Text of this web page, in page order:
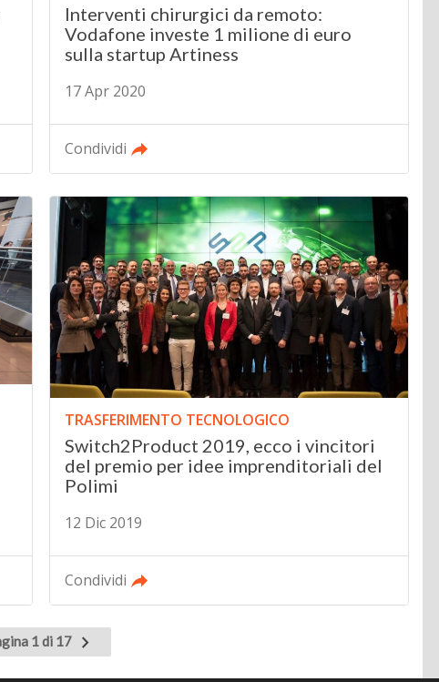
Interventi chirurgici da remoto:
Vodafone investe 1 milione di euro
sulla startup Artiness
17 Apr 2020
Condividi
TRASFERIMENTO TECNOLOGICO
Switch2Product 2019, ecco i vincitori
del premio per idee imprenditoriali del
Polimi
12 Dic 2019
Condividi
1 di 17
Pagina
successiva